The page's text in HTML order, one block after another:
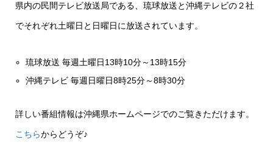
県内の民間テレビ放送局である、琉球放送と沖縄テレビの２社
でそれぞれ土曜日と日曜日に放送されています。
琉球放送 毎週土曜日13時10分～13時15分
沖縄テレビ 毎週日曜日8時25分～8時30分
詳しい番組情報は沖縄県ホームページでのご覧きただけます。
こちらからどうぞ♪